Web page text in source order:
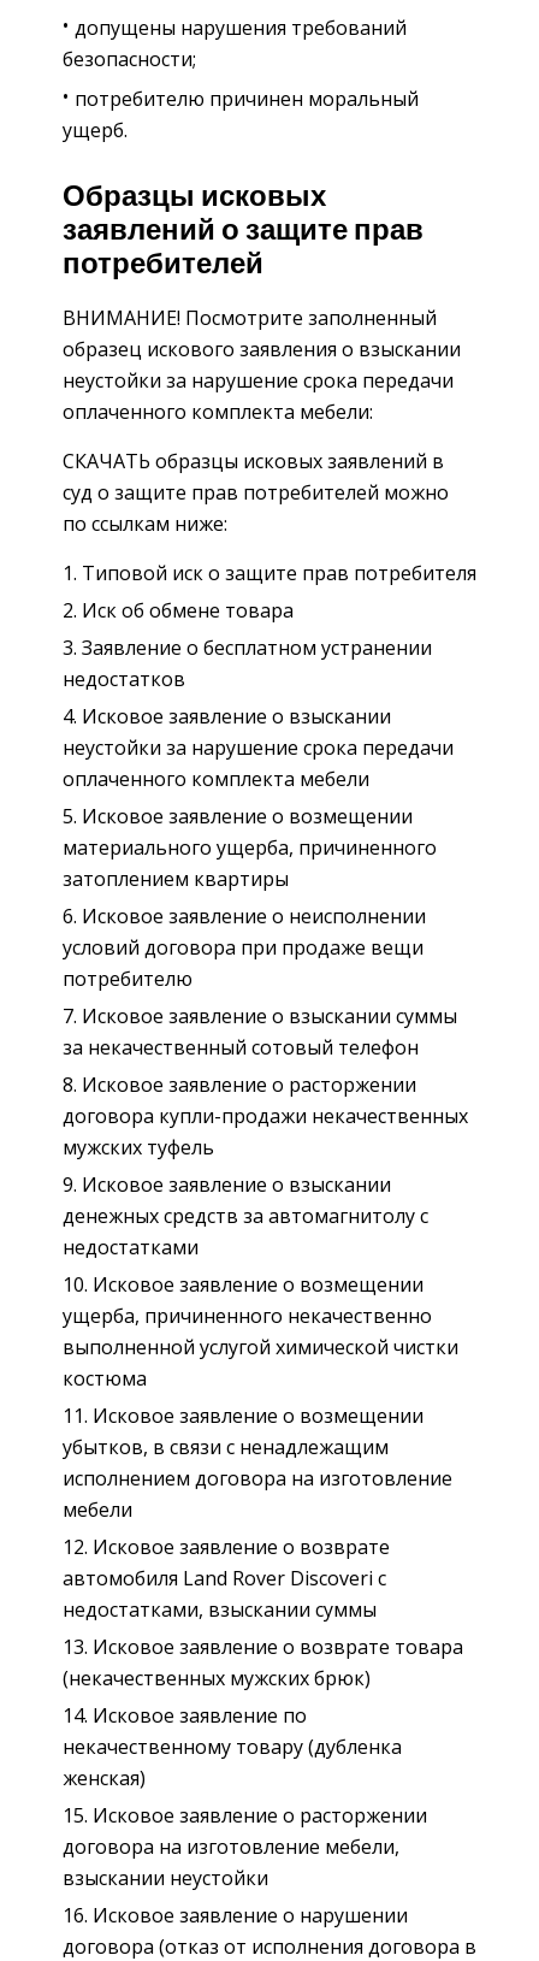
допущены нарушения требований
безопасности;
потребителю причинен моральный
ущерб.
Образцы исковых
заявлений о защите прав
потребителей
ВНИМАНИЕ! Посмотрите заполненный
образец искового заявления о взыскании
неустойки за нарушение срока передачи
оплаченного комплекта мебели:
СКАЧАТЬ образцы исковых заявлений в
суд о защите прав потребителей можно
по ссылкам ниже:
Типовой иск о защите прав потребителя
Иск об обмене товара
Заявление о бесплатном устранении
недостатков
Исковое заявление о взыскании
неустойки за нарушение срока передачи
оплаченного комплекта мебели
Исковое заявление о возмещении
материального ущерба, причиненного
затоплением квартиры
Исковое заявление о неисполнении
условий договора при продаже вещи
потребителю
Исковое заявление о взыскании суммы
за некачественный сотовый телефон
Исковое заявление о расторжении
договора купли-продажи некачественных
мужских туфель
Исковое заявление о взыскании
денежных средств за автомагнитолу с
недостатками
Исковое заявление о возмещении
ущерба, причиненного некачественно
выполненной услугой химической чистки
костюма
Исковое заявление о возмещении
убытков, в связи с ненадлежащим
исполнением договора на изготовление
мебели
Исковое заявление о возврате
автомобиля Land Rover Discoveri с
недостатками, взыскании суммы
Исковое заявление о возврате товара
(некачественных мужских брюк)
Исковое заявление по
некачественному товару (дубленка
женская)
Исковое заявление о расторжении
договора на изготовление мебели,
взыскании неустойки
Исковое заявление о нарушении
договора (отказ от исполнения договора в